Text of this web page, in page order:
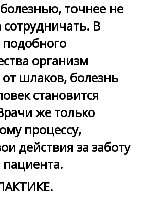
точнее не
сотрудничать. В
подобного
организм
шлаков, болезнь
становится
же только
процессу,
действия за заботу